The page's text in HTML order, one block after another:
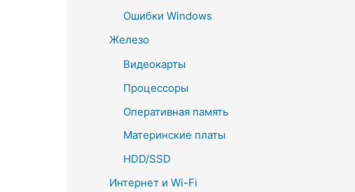
Ошибки Windows
Железо
Видеокарты
Процессоры
Оперативная память
Материнские платы
HDD/SSD
Интернет и Wi-Fi